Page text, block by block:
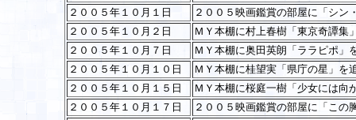
２００５年１０月１日
２００５映画鑑賞の部屋に「シン
２００５年１０月２日
ＭＹ本棚に村上春樹「東京奇譚集
２００５年１０月７日
ＭＹ本棚に奥田英朗「ララピポ」
２００５年１０月１０日
ＭＹ本棚に桂望実「県庁の星」を
２００５年１０月１５日
ＭＹ本棚に桜庭一樹「少女には向
２００５年１０月１７日
２００５映画鑑賞の部屋に「この